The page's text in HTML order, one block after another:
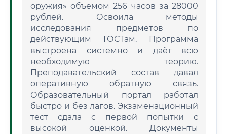
оружия» объемом 256 часов за 28000
рублей. Освоила методы
исследования предметов по
действующим ГОСТам. Программа
выстроена системно и даёт всю
необходимую теорию.
Преподавательский состав давал
оперативную обратную связь.
Образовательный портал работал
быстро и без лагов. Экзаменационный
тест сдала с первой попытки с
высокой оценкой. Документы